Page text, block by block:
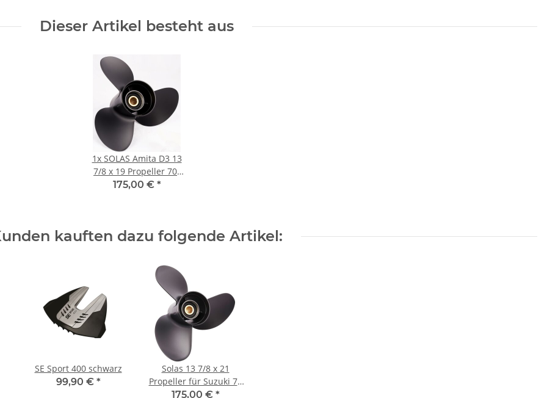
Dieser Artikel besteht aus
1x SOLAS Amita D3 13
7/8 x 19 Propeller 70-
130PS 4-1/4"Getriebe
175,00 € *
kauften dazu folgende Artikel:
SE Sport 400 schwarz
99,90 € *
Solas 13 7/8 x 21
Propeller für Suzuki 70
80 90 100 115 140 PS
175,00 € *